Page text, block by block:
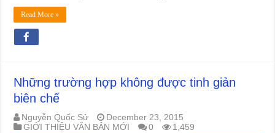
Read More »
Những trường hợp không được tinh giản
biên chế
Nguyễn Quốc Sử
December 23, 2015
GIỚI THIỆU VĂN BẢN MỚI
0 1,459